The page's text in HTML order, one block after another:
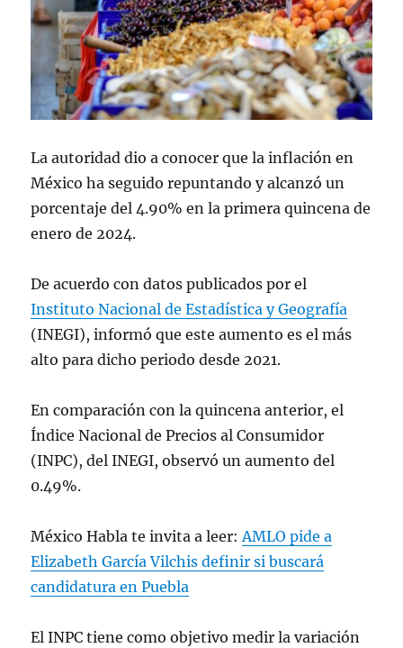
La autoridad dio a conocer que la inflación en
México ha seguido repuntando y alcanzó un
porcentaje del 4.90% en la primera quincena de
enero de 2024.
De acuerdo con datos publicados por el
Instituto Nacional de Estadística y Geografía
(INEGI), informó que este aumento es el más
alto para dicho periodo desde 2021.
En comparación con la quincena anterior, el
Índice Nacional de Precios al Consumidor
(INPC), del INEGI, observó un aumento del
0.49%.
México Habla te invita a leer:AMLO pide a
Elizabeth García Vilchis definir si buscará
candidatura en Puebla
El INPC tiene como objetivo medir la variación